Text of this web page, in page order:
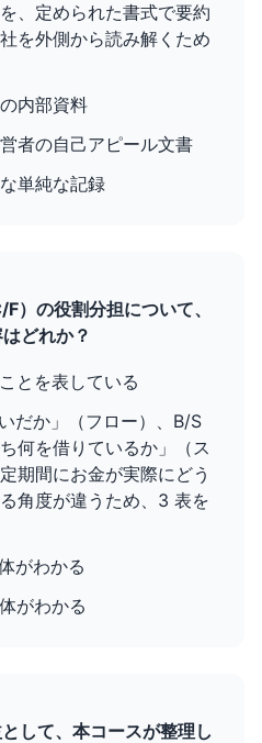
、定められた書式で要約
を外側から読み解くため
内部資料
者の自己アピール文書
単純な記録
）の役割分担について、
どれか？
とを表している
だか」（フロー）、B/S
何を借りているか」（ス
期間にお金が実際にどう
角度が違うため、3 表を
がわかる
がわかる
して、本コースが整理し